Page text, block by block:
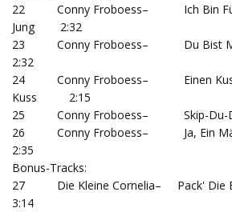
22 Conny Froboess– Ich Bin Für
Jung 2:32
23 Conny Froboess– Du Bist
2:32
24 Conny Froboess– Einen Kuss
Kuss 2:15
25 Conny Froboess– Skip-Du-
26 Conny Froboess– Ja, Ein
2:35
Bonus-Tracks:
27 Die Kleine Cornelia– Pack'
3:14